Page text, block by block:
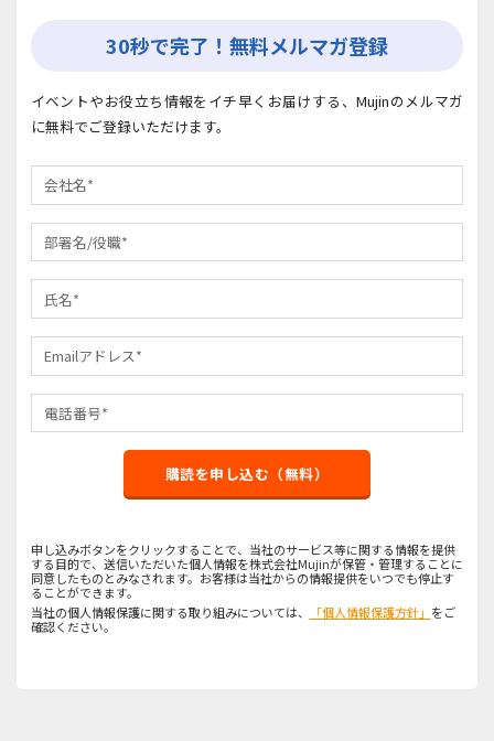
30秒で完了！無料メルマガ登録
イベントやお役立ち情報をイチ早くお届けする、Mujinのメルマガ
に無料でご登録いただけます。
購読を申し込む（無料）
申し込みボタンをクリックすることで、当社のサービス等に関する情報を提供
する目的で、送信いただいた個人情報を株式会社Mujinが保管・管理することに
同意したものとみなされます。お客様は当社からの情報提供をいつでも停止す
ることができます。
当社の個人情報保護に関する取り組みについては、
「個人情報保護方針」 をご
確認ください。